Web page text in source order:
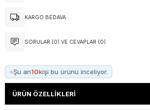
KARGO BEDAVA
SORULAR (0) VE CEVAPLAR (0)
●Şu an10kişi bu ürünü inceliyor.
ÜRÜN ÖZELLIKLERI